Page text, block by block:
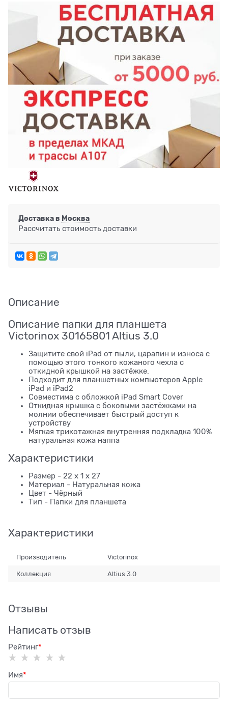
Доставка в Москва
Рассчитать стоимость доставки
Описание
Описание папки для планшета
Victorinox 30165801 Altius 3.0
Защитите свой iPad от пыли, царапин и износа с
помощью этого тонкого кожаного чехла с
откидной крышкой на застёжке.
Подходит для планшетных компьютеров Apple
iPad и iPad2
Совместима с обложкой iPad Smart Cover
Откидная крышка с боковыми застёжками на
молнии обеспечивает быстрый доступ к
устройству
Мягкая трикотажная внутренняя подкладка 100%
натуральная кожа наппа
Характеристики
Размер - 22 x 1 x 27
Материал - Натуральная кожа
Цвет - Чёрный
Тип - Папки для планшета
Характеристики
Производитель Victorinox
Коллекция Altius 3.0
Отзывы
Написать отзыв
Рейтинг
Имя